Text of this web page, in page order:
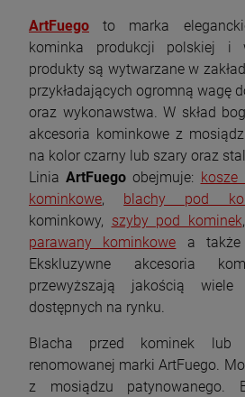
Piec wolnostojący INVICTA
44
3 689,10 zł
Cena regularna:
Najniższa cena:
Piec wolnostojący KAWMET P9
z płytą grzewczą
1 823,00 zł
szt.
ArtFuego to marka
kominka produkcji polskiej i
produkty są wytwarzane w
przykładających ogromną wagę
oraz wykonawstwa. W skład
akcesoria kominkowe z
na kolor czarny lub szary oraz
LiniaArtFuego obejmuje: kosze
kominkowe, blachy pod
kominkowy, szyby pod kominek,
parawany kominkowe a także
Ekskluzywne akcesoria
przewyższają jakością
dostępnych na rynku.
Blacha przed kominek lub
renomowanej marki ArtFuego.
z mosiądzu patynowanego.